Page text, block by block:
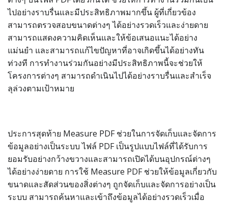
ไปอย่างราบรื่นและมีประสิทธิภาพมากขึ้น ผู้ที่เกี่ยวข้อง
สามารถตรวจสอบขนาดต่างๆ ได้อย่างรวดเร็วและง่ายดาย
สามารถแสดงความคิดเห็นและให้ข้อเสนอแนะได้อย่าง
แม่นยำ และสามารถแก้ไขปัญหาที่อาจเกิดขึ้นได้อย่างทัน
ท่วงที การทำงานร่วมกันอย่างมีประสิทธิภาพนี้จะช่วยให้
โครงการต่างๆ สามารถดำเนินไปได้อย่างราบรื่นและสำเร็จ
ลุล่วงตามเป้าหมาย
ประการสุดท้าย Measure PDF ช่วยในการจัดเก็บและจัดการ
ข้อมูลอย่างเป็นระบบ ไฟล์ PDF เป็นรูปแบบไฟล์ที่ได้รับการ
ยอมรับอย่างกว้างขวางและสามารถเปิดได้บนอุปกรณ์ต่างๆ
ได้อย่างง่ายดาย การใช้ Measure PDF ช่วยให้ข้อมูลเกี่ยวกับ
ขนาดและสัดส่วนของสิ่งต่างๆ ถูกจัดเก็บและจัดการอย่างเป็น
ระบบ สามารถค้นหาและเข้าถึงข้อมูลได้อย่างรวดเร็วเมื่อ